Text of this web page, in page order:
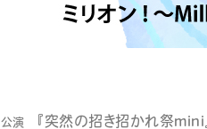
中条ましろのアイドラ
公演 『突然の招き招かれ祭